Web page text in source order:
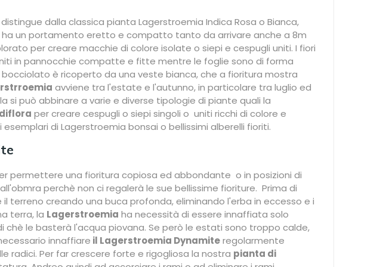
dalla classica pianta Lagerstroemia Indica Rosa o Bianca,
ha un portamento eretto e compatto tanto da arrivare anche a 8m
per creare macchie di colore isolate o siepi e cespugli uniti. I fiori
in pannocchie compatte e fitte mentre le foglie sono di forma
è ricoperto da una veste bianca, che a fioritura mostra
avviene tra l'estate e l'autunno, in particolare tra luglio ed
si può abbinare a varie e diverse tipologie di piante quali la
per creare cespugli o siepi singoli o uniti ricchi di colore e
di Lagerstroemia bonsai o bellissimi alberelli fioriti.
permettere una fioritura copiosa ed abbondante o in posizioni di
perchè non ci regalerà le sue bellissime fioriture. Prima di
creando una buca profonda, eliminando l'erba in eccesso e i
terra, la Lagerstroemia ha necessità di essere innaffiata solo
le basterà l'acqua piovana. Se però le estati sono troppo calde,
innaffiare il Lagerstroemia Dynamiteregolarmente
radici. Per far crescere forte e rigogliosa la nostra pianta di